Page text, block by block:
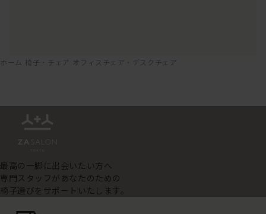
ホーム 椅子・チェア オフィスチェア・デスクチェア
最高の一脚に出会いたい方へ
専門スタッフがあなたのための
椅子選びをサポートいたします。